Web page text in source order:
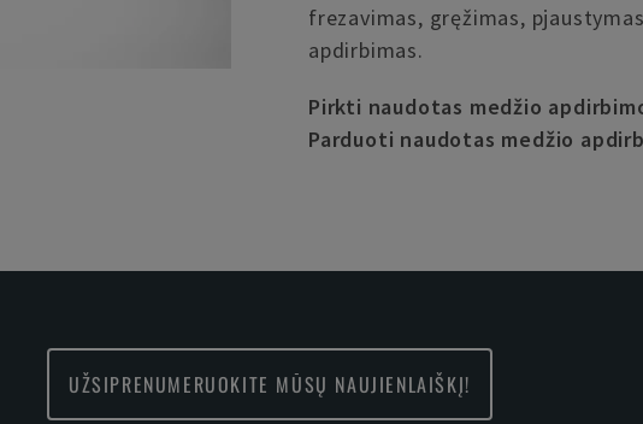
frezavimas, gręžimas,
apdirbimas.
Pirkti naudotas medžio
Parduoti naudotas medžio
UŽSIPRENUMERUOKITE MŪSŲ NAUJIENLAIŠKĮ!